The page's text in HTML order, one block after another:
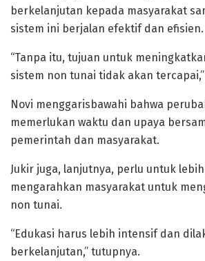
berkelanjutan kepada masyarakat
sistem ini berjalan efektif dan efisien.
“Tanpa itu, tujuan untuk
sistem non tunai tidak akan
Novi menggarisbawahi bahwa
memerlukan waktu dan upaya
pemerintah dan masyarakat.
Jukir juga, lanjutnya, perlu untuk
mengarahkan masyarakat untuk
non tunai.
“Edukasi harus lebih intensif dan
berkelanjutan,” tutupnya.